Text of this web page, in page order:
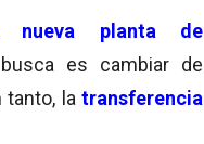
nueva planta de
es cambiar de
tanto, latransferencia